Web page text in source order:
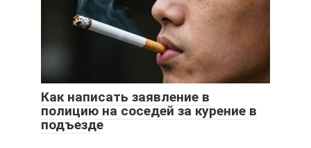
Как написать заявление в
полицию на соседей за курение в
подъезде